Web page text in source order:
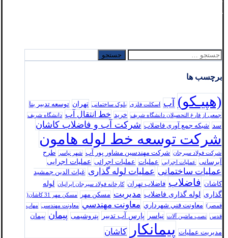
جستجو
برای:
برچسب ها
(هپیـکو) آب اسکلت فلزی بلوک ساختمانی تهران توسعه تدبير بنا
جمعی از فارغ التحصیلان دانشگاه شریف خرید خط انتقال آب دانشگاه شریف
سد شبکه جمع آوری فاضلاب شرکت آب و فاضلاب کاشان
شرکت توسعه خط لوله هامون
شرکت فولاد سيرجان شرکت مهندسین مشاور پور آب شهر نیاسر
طرح
آبرسانی
عمليات اجرايي عملیات عملیات اجرائی عملیات اجرایی
عملیات ساختمانی عملیات لوله گذاری غیاث الدین جمشید
کاشان
فاضلاب فاضلاب تهران كارخانه فولاد سيرجان ايرانيان
لوله
گذاری لوله گذاری فاضلاب مدیریت مسکن مهر
مسکن مهر 31 کاشان(
قمصر)
معاونت فني شهرداري معاونت مهندسي معاونت مهندسی
مهاب
قدس
نصب ماشین آلات نیاسر پارس‌ آب تدبير پتروشیمی پیمان پیمان
مدیریت عملیات پیمانکار کاشان